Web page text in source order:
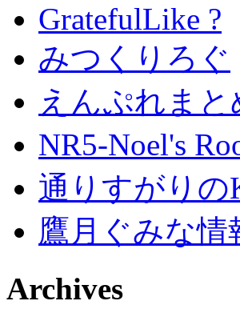
GratefulLike ?
みつくりろぐ
えんぷれまと
NR5-Noel's
通りすがりの
鷹月ぐみな情
Archives